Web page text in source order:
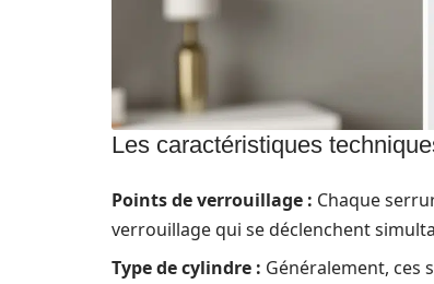
Les caractéristiques
Points de verrouillage : Chaque
verrouillage qui se déclenchent
Type de cylindre : Généralement, ces